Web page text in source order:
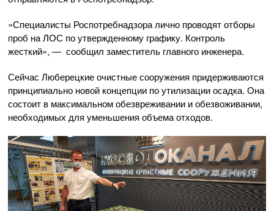
«Специалисты Роспотребнадзора лично проводят отборы
проб на ЛОС по утвержденному графику. Контроль
жесткий», — сообщил заместитель главного инженера.
Сейчас Люберецкие очистные сооружения придерживаются
принципиально новой концепции по утилизации осадка. Она
состоит в максимальном обезвреживании и обезвоживании,
необходимых для уменьшения объема отходов.